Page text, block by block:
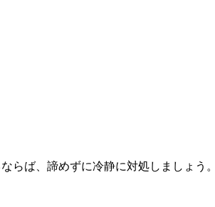
らば、諦めずに冷静に対処しましょう。